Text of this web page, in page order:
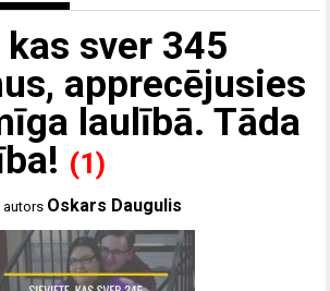
sver 345
apprecējusies
laulībā. Tāda
(1)
autors Oskars Daugulis